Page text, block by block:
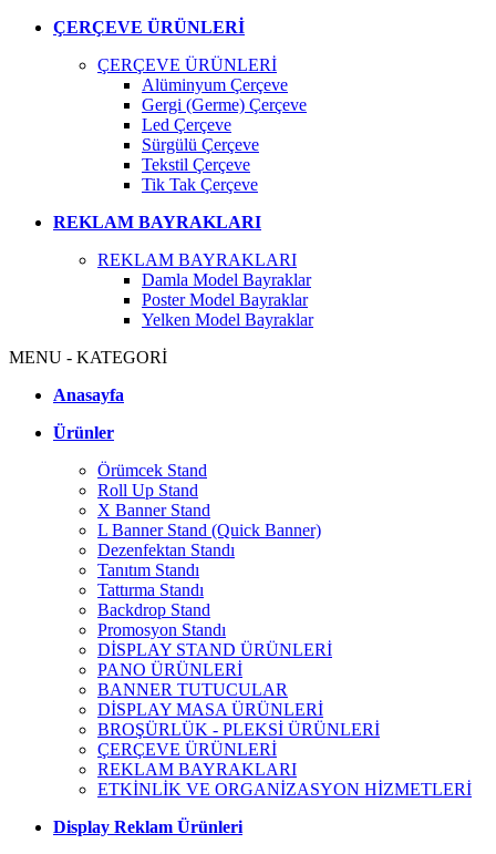
ÇERÇEVE ÜRÜNLERİ
ÇERÇEVE ÜRÜNLERİ
Alüminyum Çerçeve
Gergi (Germe) Çerçeve
Led Çerçeve
Sürgülü Çerçeve
Tekstil Çerçeve
Tik Tak Çerçeve
REKLAM BAYRAKLARI
REKLAM BAYRAKLARI
Damla Model Bayraklar
Poster Model Bayraklar
Yelken Model Bayraklar
MENU - KATEGORİ
Anasayfa
Ürünler
Örümcek Stand
Roll Up Stand
X Banner Stand
L Banner Stand (Quick Banner)
Dezenfektan Standı
Tanıtım Standı
Tattırma Standı
Backdrop Stand
Promosyon Standı
DİSPLAY STAND ÜRÜNLERİ
PANO ÜRÜNLERİ
BANNER TUTUCULAR
DİSPLAY MASA ÜRÜNLERİ
BROŞÜRLÜK - PLEKSİ ÜRÜNLERİ
ÇERÇEVE ÜRÜNLERİ
REKLAM BAYRAKLARI
ETKİNLİK VE ORGANİZASYON HİZMETLERİ
Display Reklam Ürünleri